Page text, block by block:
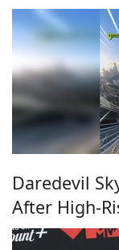
Daredevil
After High-